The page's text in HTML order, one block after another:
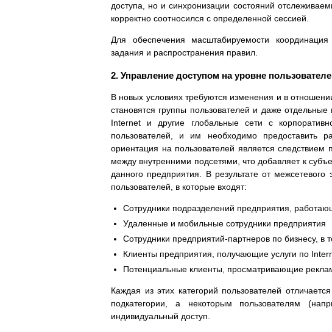
доступа, но и синхронизации состояний
корректно соотносился с определенной сессией.
Для обеспечения масштабируемости
задания и распространения правил.
2. Управление доступом на уровне
В новых условиях требуются изменения и в
становятся группы пользователей и даже
Internet и другие глобальные сети с
пользователей, и им необходимо предоставить
ориентация на пользователей является
между внутренними подсетями, что добавляет к
данного предприятия. В результате от
пользователей, в которые входят:
Сотрудники подразделений предприятия,
Удаленные и мобильные сотрудники предприятия
Сотрудники предприятий-партнеров по бизнесу,
Клиенты предприятия, получающие услуги по
Потенциальные клиенты, просматривающие
Каждая из этих категорий пользователей
подкатегории, а некоторым пользователям
индивидуальный доступ.